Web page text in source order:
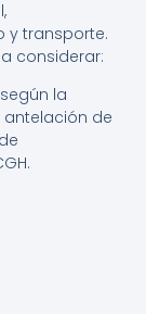
y transporte.
considerar:
la
de